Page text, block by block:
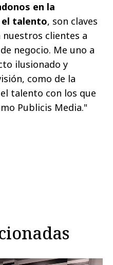
en la
el talento, son claves
nuestros clientes a
negocio. Me uno a
ilusionado y
como de la
talento con los que
Publicis Media."